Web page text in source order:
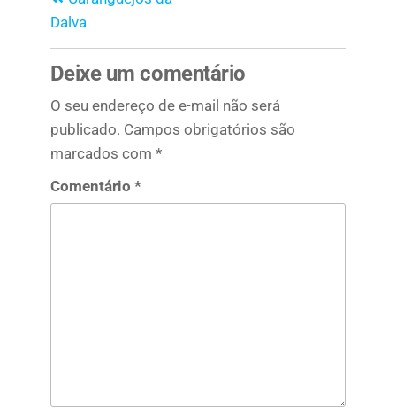
Dalva
Deixe um comentário
O seu endereço de e-mail não será
publicado. Campos obrigatórios são
marcados com *
Comentário *